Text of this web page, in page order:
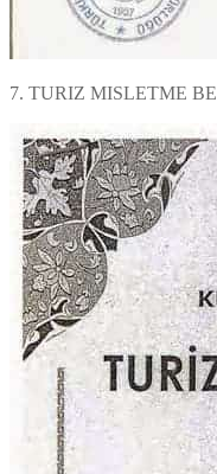
7. TURIZ MISLETME